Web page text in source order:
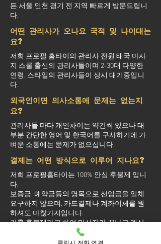
든 서울 인천 경기 전 지역 빠르게 방문드립니
다.
어떤 관리사가 오나요 국적 및 나이대는
요?
저희 프로필 홈타이의 관리사 전원 태국 마사
지 스쿨 출신의 관리사들이며 2-30대 다양한
연령, 스타일의 관리사들이 상시 대기중입니
다.
외국인이면 의사소통에 문제는 없는지
요?
관리사들 마다 개인차이는 약간씩 있으나 대
부분 간단한 영어 및 한국어를 구사하기에 가
벼운 소통에는 문제가 없으십니다.
결제는 어떤 방식으로 이루어 지나요?
저희 프로필홈타이는 100% 안심 후불제 입니
다.
보증금, 예약금등의 명목으로 선입금을 일체
요구하지 않으며, 카드결제나 계좌이체를 원
하셔도 마찮가지입니다.
간혹 후불제라고 하여 마사지가 끝나고 계산
하는걸로 착각하시는 분도 있으신데 이는 선
결제 없는 후불결제를 의미하며 관리사 도착
클릭시 전화 연결